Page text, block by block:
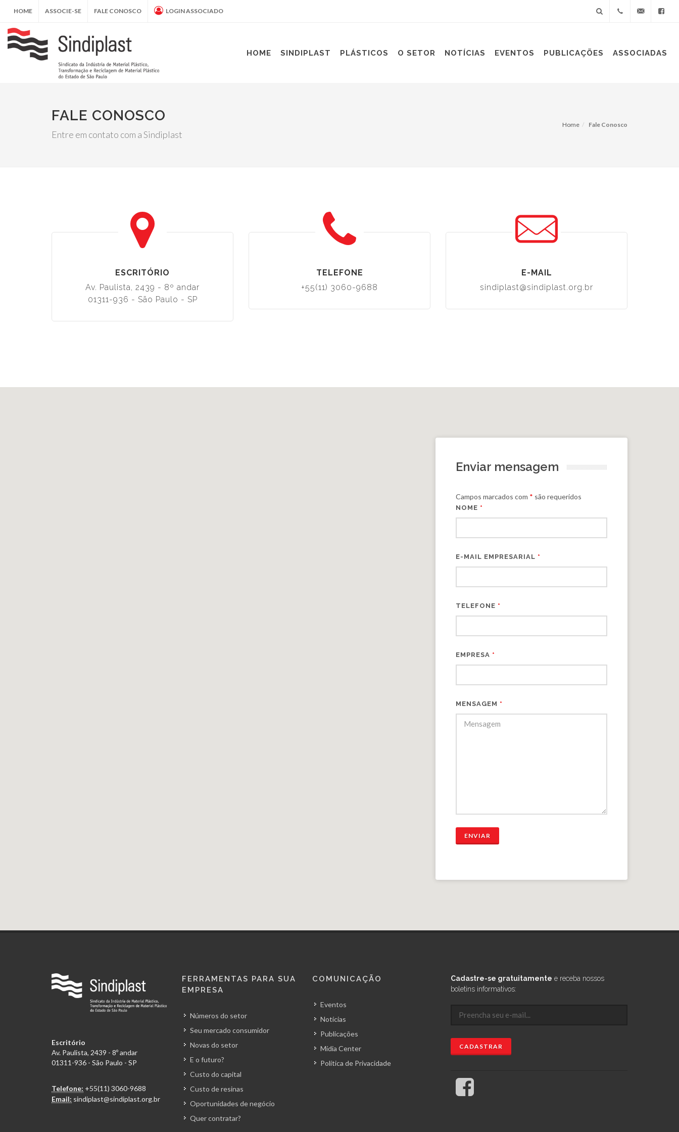
HOME ASSOCIE-SE FALE CONOSCO LOGIN ASSOCIADO
3060-
HOME SINDIPLAST PLÁSTICOS O SETOR NOTÍCIAS EVENTOS PUBLICAÇÕES ASSOCIADAS
FALE CONOSCO
Entre em contato com a Sindiplast
Home Fale Conosco
ESCRITÓRIO
Av. Paulista, 2439 - 8º andar
01311-936 - São Paulo - SP
TELEFONE
+55(11) 3060-9688
E-MAIL
sindiplast@sindiplast.org.br
Enviar mensagem
Campos marcados com * são requeridos
NOME *
E-MAIL EMPRESARIAL *
TELEFONE *
EMPRESA *
MENSAGEM *
Escritório
Av. Paulista, 2439 - 8º andar
01311-936 - São Paulo - SP
Telefone: +55(11) 3060-9688
Email: sindiplast@sindiplast.org.br
FERRAMENTAS PARA SUA
EMPRESA
Números do setor
Seu mercado consumidor
Novas do setor
E o futuro?
Custo do capital
Custo de resinas
Oportunidades de negócio
Quer contratar?
COMUNICAÇÃO
Eventos
Notícias
Publicações
Mídia Center
Política de Privacidade
Cadastre-se gratuitamente e receba nossos
boletins informativos: